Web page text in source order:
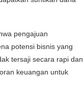
pengajuan
potensi bisnis yang
tersaji secara rapi dan
keuangan untuk